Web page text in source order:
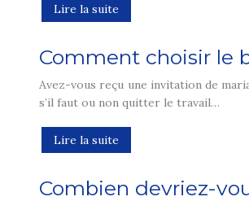
Lire la suite
Comment choisir le
Avez-vous reçu une invitation de
s’il faut ou non quitter le travail…
Lire la suite
Combien devriez-